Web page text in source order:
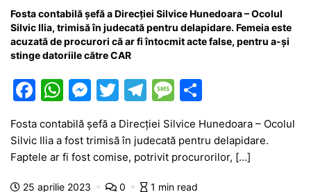
Fosta contabilă șefă a Direcției Silvice Hunedoara – Ocolul
Silvic Ilia, trimisă în judecată pentru delapidare. Femeia este
acuzată de procurori că ar fi întocmit acte false, pentru a-și
stinge datoriile către CAR
F
c
e
b
W
at
s
A
M
s
s
e
T
itt
er
T
e
gr
a
M
s
s
a
ta
je
Fosta contabilă șefă a Direcției Silvice Hunedoara – Ocolul
Silvic Ilia a fost trimisă în judecată pentru delapidare.
Faptele ar fi fost comise, potrivit procurorilor, […]
25 aprilie 2023 0 1 min read